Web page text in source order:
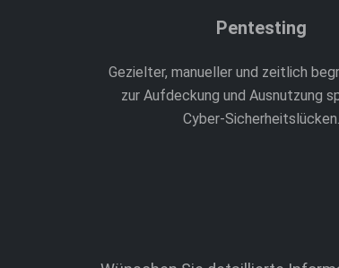
Pentesting
Gezielter, manueller und zeitlich
zur Aufdeckung und Ausnutzung
Cyber-Sicherheitslücken.